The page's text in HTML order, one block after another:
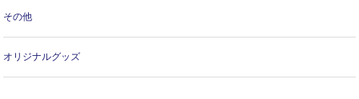
その他
オリジナルグッズ